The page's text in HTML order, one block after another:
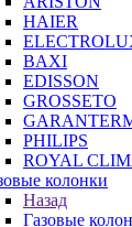
HAIER
BAXI
EDISSON
GROSSETO
PHILIPS
ROYAL
колонки
Назад
Газовые